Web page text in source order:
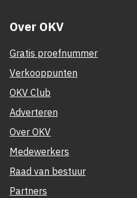
Over OKV
Gratis proefnummer
Verkooppunten
OKV Club
Adverteren
Over OKV
Medewerkers
Raad van bestuur
Partners